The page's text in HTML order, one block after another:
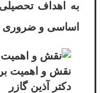
به اهداف
اساسی و ضروری
نقش و اهمیت
دکتر آ‌‌ذین گازر